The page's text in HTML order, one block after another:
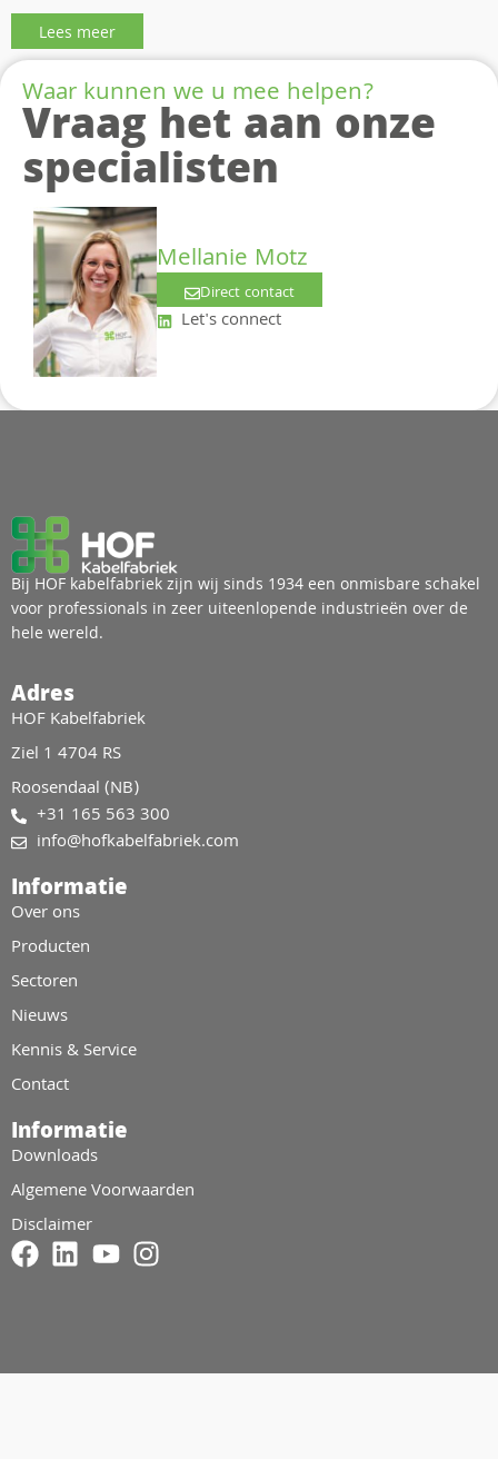
Lees meer
Waar kunnen we u mee helpen?
Vraag het aan onze
specialisten
Mellanie Motz
Direct contact
Let's connect
Bij HOF kabelfabriek zijn wij sinds 1934 een onmisbare schakel
voor professionals in zeer uiteenlopende industrieën over de
hele wereld.
Informatie
Downloads
Algemene Voorwaarden
Disclaimer
Adres
HOF Kabelfabriek
Ziel 1 4704 RS
Roosendaal (NB)
+31 165 563 300
info@hofkabelfabriek.com
Informatie
Over ons
Producten
Sectoren
Nieuws
Kennis & Service
Contact